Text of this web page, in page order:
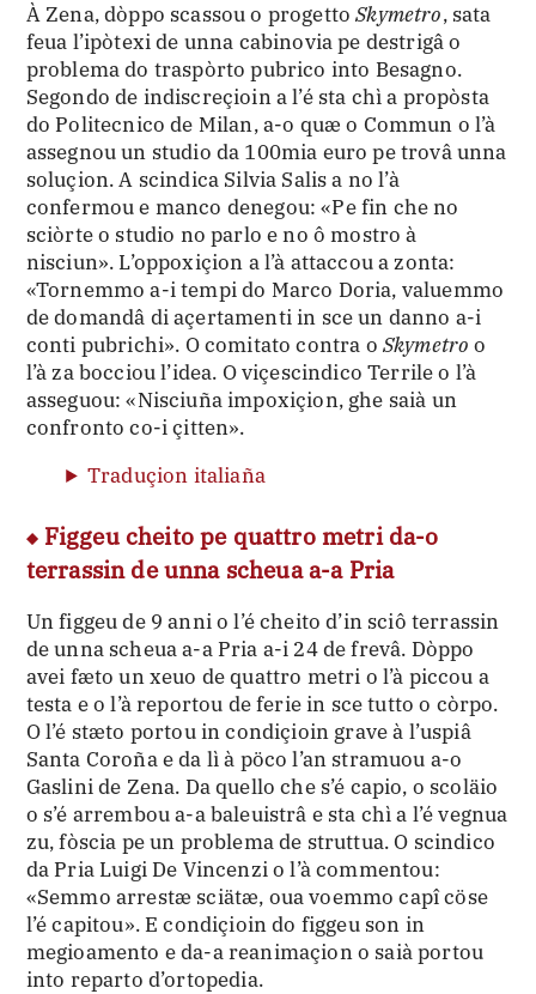
À Zena, dòppo scassou o progettoSkymetro, sata
feua l’ipòtexi de unna cabinovia pe destrigâ o
problema do traspòrto pubrico into Besagno.
Segondo de indiscreçioin a l’é sta chì a propòsta
do Politecnico de Milan, a-o quæ o Commun o l’à
assegnou un studio da 100mia euro pe trovâ unna
soluçion. A scindica Silvia Salis a no l’à
confermou e manco denegou: «Pe fin che no
sciòrte o studio no parlo e no ô mostro à
nisciun». L’oppoxiçion a l’à attaccou a zonta:
«Tornemmo a-i tempi do Marco Doria, valuemmo
de domandâ di açertamenti in sce un danno a-i
conti pubrichi». O comitato contra o Skymetro o
l’à za bocciou l’idea. O viçescindico Terrile o l’à
asseguou: «Nisciuña impoxiçion, ghe saià un
confronto co-i çitten».
Traduçion italiaña
Figgeu cheito pe quattro metri da-o
terrassin de unna scheua a-a Pria
Un figgeu de 9 anni o l’é cheito d’in sciô terrassin
de unna scheua a-a Pria a-i 24 de frevâ. Dòppo
avei fæto un xeuo de quattro metri o l’à piccou a
testa e o l’à reportou de ferie in sce tutto o còrpo.
O l’é stæto portou in condiçioin grave à l’uspiâ
Santa Coroña e da lì à pöco l’an stramuou a-o
Gaslini de Zena. Da quello che s’é capio, o scoläio
o s’é arrembou a-a baleuistrâ e sta chì a l’é vegnua
zu, fòscia pe un problema de struttua. O scindico
da Pria Luigi De Vincenzi o l’à commentou:
«Semmo arrestæ sciätæ, oua voemmo capî cöse
l’é capitou». E condiçioin do figgeu son in
megioamento e da-a reanimaçion o saià portou
into reparto d’ortopedia.